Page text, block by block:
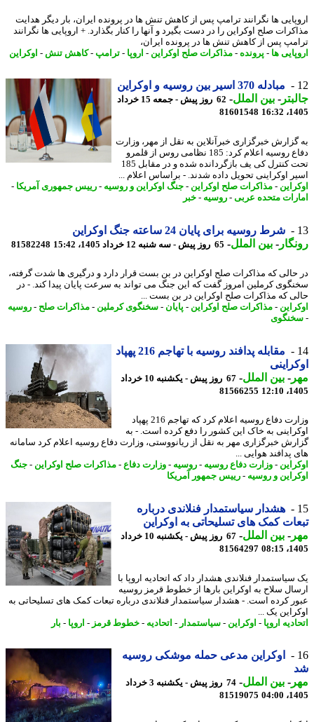
ها نگرانند ترامپ پس از کاهش تنش ها در پرونده ایران، بار دیگر هدایت
صلح اوکراین را در دست بگیرد و آنها را کنار بگذارد. + اروپایی ها نگرانند
پس از کاهش تنش ها در پرونده ایران،
ها- پرونده -مذاکرات صلح اوکراین- اروپا - ترامپ -کاهش تنش-اوکراین
مبادله 370 اسیر بین روسیه و اوکراین
-بین الملل-
62 روز پیش - جمعه 15 خرداد
81601548
خبرگزاری خبرآنلاین به نقل از مهر، وزارت
دفاع روسیه اعلام کرد: 185 نظامی روس از قلمرو
تحت کنترل کی یف بازگردانده شده و در مقابل 185
اوکراینی تحویل داده شدند. - براساس اعلام ...
- مذاکرات صلح اوکراین- جنگ اوکراین و روسیه-رییس جمهوری آمریکا-
متحده عربی- روسیه-خبر
شرط روسیه برای پایان 24 ساعته جنگ اوکراین
-بین الملل-65 روز پیش - سه شنبه 12 خرداد 1405، 15:42 81582248
که مذاکرات صلح اوکراین در بن بست قرار دارد و درگیری ها شدت گرفته،
کرملین امروز گفت که این جنگ می تواند به سرعت پایان پیدا کند. - در
که مذاکرات صلح اوکراین در بن بست ...
- مذاکرات صلح اوکراین- پایان-سخنگوی کرملین-مذاکرات صلح -روسیه
مقابله پدافند روسیه با تهاجم 216 پهپاد
-بین الملل-
67 روز پیش - یکشنبه 10 خرداد
81566255
وزارت دفاع روسیه اعلام کرد که تهاجم 216 پهپاد
به خاک این کشور را دفع کرده است. - به
خبرگزاری مهر به نقل از ریانووستی، وزارت دفاع روسیه اعلام کرد سامانه
پدافند هوایی ...
- وزارت دفاع روسیه-روسیه-وزارت دفاع -مذاکرات صلح اوکراین- جنگ
و روسیه-رییس جمهور آمریکا
هشدار سیاستمدار فنلاندی درباره
کمک های تسلیحاتی به اوکراین
-بین الملل-
67 روز پیش - یکشنبه 10 خرداد
81564297
فنلاندی هشدار داد که اتحادیه اروپا با
سلاح به اوکراین بارها از خطوط قرمز روسیه
کرده است. - هشدار سیاستمدار فنلاندی درباره تبعات کمک های تسلیحاتی به
یک ...
اروپا - اوکراین- سیاستمدار-اتحادیه-خطوط قرمز- اروپا - بار
اوکراین مدعی حمله موشکی روسیه
-بین الملل-
74 روز پیش - یکشنبه 3 خرداد
81519075